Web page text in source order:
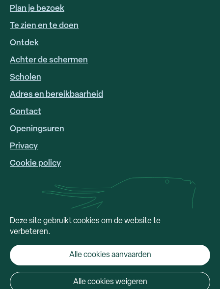
Plan je bezoek
Te zien en te doen
Ontdek
Achter de schermen
Scholen
Deze site gebruikt cookies om de website te
verbeteren.
Alle cookies weigeren
Alle cookies aanvaarden
FOOTER
LINKS
Adres en bereikbaarheid
Contact
Openingsuren
Privacy
Cookie policy